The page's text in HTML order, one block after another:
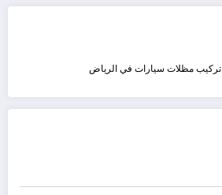
تركيب مظلات سيارات في الرياض